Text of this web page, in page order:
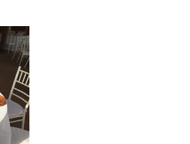
eventos
Salón
Matrimonio
salon
matrimonio
boda
santiago
region
metro